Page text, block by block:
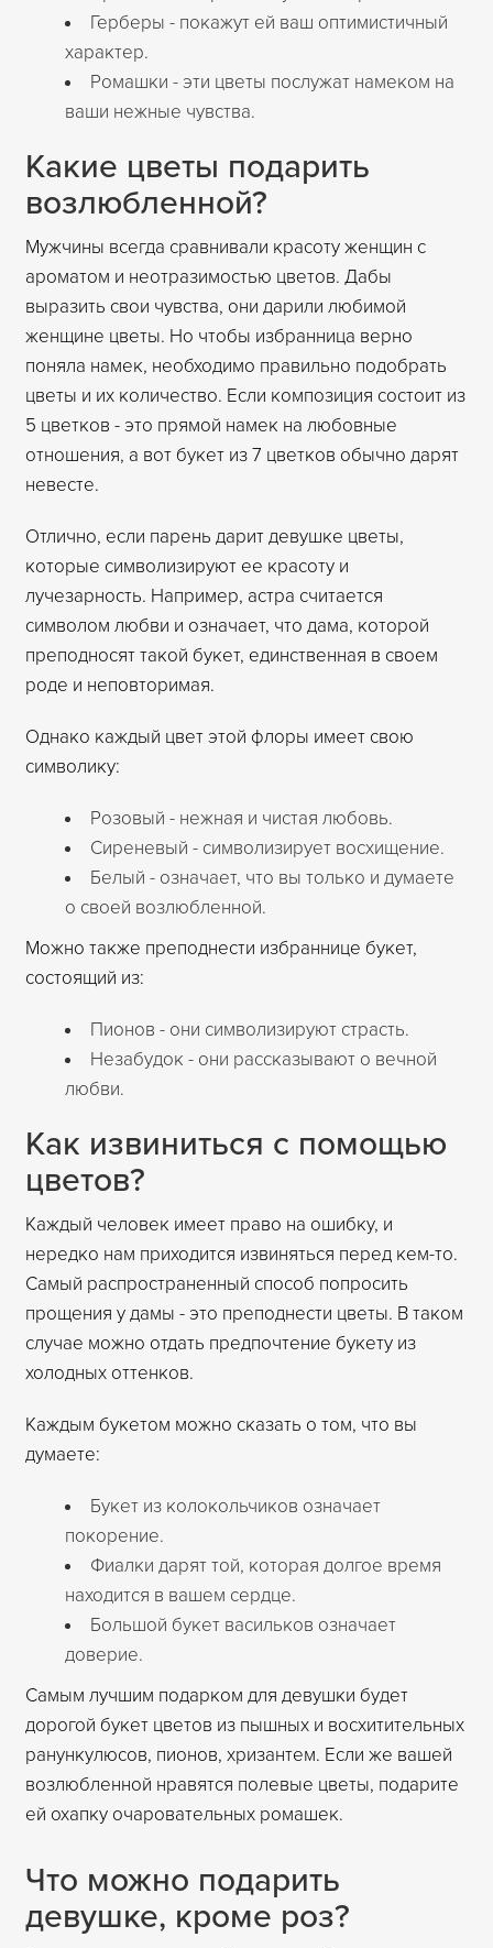
Герберы - покажут ей ваш оптимистичный
характер.
Ромашки - эти цветы послужат намеком на
ваши нежные чувства.
Какие цветы подарить
возлюбленной?
Мужчины всегда сравнивали красоту женщин с
ароматом и неотразимостью цветов. Дабы
выразить свои чувства, они дарили любимой
женщине цветы. Но чтобы избранница верно
поняла намек, необходимо правильно подобрать
цветы и их количество. Если композиция состоит из
5 цветков - это прямой намек на любовные
отношения, а вот букет из 7 цветков обычно дарят
невесте.
Отлично, если парень дарит девушке цветы,
которые символизируют ее красоту и
лучезарность. Например, астра считается
символом любви и означает, что дама, которой
преподносят такой букет, единственная в своем
роде и неповторимая.
Однако каждый цвет этой флоры имеет свою
символику:
Розовый - нежная и чистая любовь.
Сиреневый - символизирует восхищение.
Белый - означает, что вы только и думаете
о своей возлюбленной.
Можно также преподнести избраннице букет,
состоящий из:
Пионов - они символизируют страсть.
Незабудок - они рассказывают о вечной
любви.
Как извиниться с помощью
цветов?
Каждый человек имеет право на ошибку, и
нередко нам приходится извиняться перед кем-то.
Самый распространенный способ попросить
прощения у дамы - это преподнести цветы. В таком
случае можно отдать предпочтение букету из
холодных оттенков.
Каждым букетом можно сказать о том, что вы
думаете:
Букет из колокольчиков означает
покорение.
Фиалки дарят той, которая долгое время
находится в вашем сердце.
Большой букет васильков означает
доверие.
Самым лучшим подарком для девушки будет
дорогой букет цветов из пышных и восхитительных
ранункулюсов, пионов, хризантем. Если же вашей
возлюбленной нравятся полевые цветы, подарите
ей охапку очаровательных ромашек.
Что можно подарить
девушке, кроме роз?